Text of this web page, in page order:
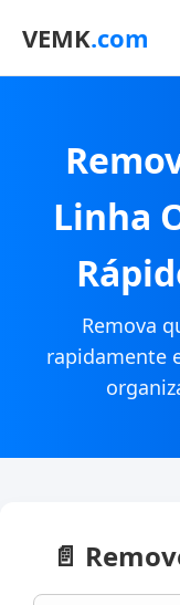
VEMK.com
Linha
Remova
rapidamente
📄